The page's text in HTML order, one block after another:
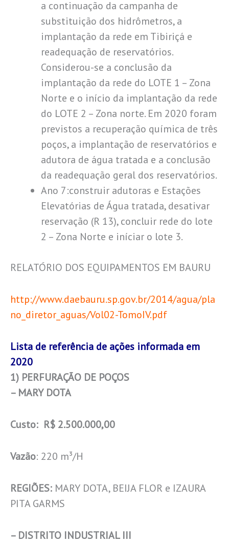
a continuação da campanha de
substituição dos hidrômetros, a
implantação da rede em Tibiriçá e
readequação de reservatórios.
Considerou-se a conclusão da
implantação da rede do LOTE 1 – Zona
Norte e o início da implantação da rede
do LOTE 2 – Zona norte. Em 2020 foram
previstos a recuperação química de três
poços, a implantação de reservatórios e
adutora de água tratada e a conclusão
da readequação geral dos reservatórios.
Ano 7:construir adutoras e Estações
Elevatórias de Água tratada, desativar
reservação (R 13), concluir rede do lote
2 – Zona Norte e iníciar o lote 3.
RELATÓRIO DOS EQUIPAMENTOS EM BAURU
http://www.daebauru.sp.gov.br/2014/agua/pla
no_diretor_aguas/Vol02-TomoIV.pdf
Lista de referência de ações informada em
2020
1) PERFURAÇÃO DE POÇOS
– MARY DOTA
Custo: R$ 2.500.000,00
Vazão: 220 m³/H
REGIÕES: MARY DOTA, BEIJA FLOR e IZAURA
PITA GARMS
– DISTRITO INDUSTRIAL III